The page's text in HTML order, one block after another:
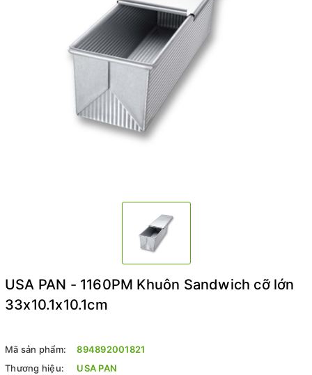
USA PAN - 1160PM Khuôn Sandwich cỡ lớn
33x10.1x10.1cm
Mã sản phẩm:
894892001821
Thương hiệu:
USA PAN